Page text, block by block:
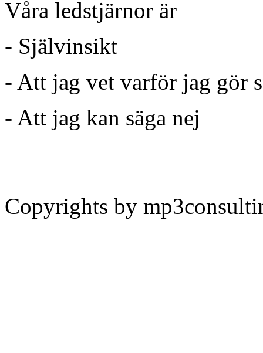
Våra ledstjärnor är
- Självinsikt
- Att jag vet varför jag gör
- Att jag kan säga nej
Copyrights by